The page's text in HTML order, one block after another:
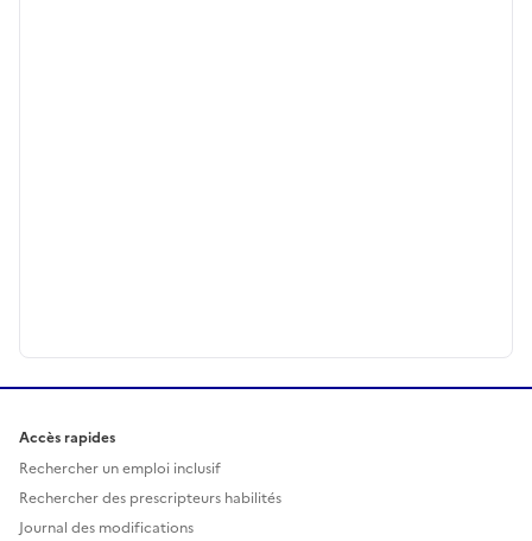
Accès rapides
Rechercher un emploi inclusif
Rechercher des prescripteurs habilités
Journal des modifications